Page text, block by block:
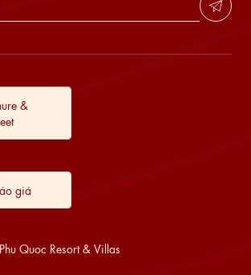
&
giá
Quoc Resort & Villas